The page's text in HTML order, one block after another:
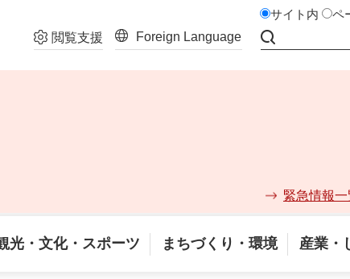
閲覧支援 Foreign Language
サイト内 ペ
緊急情報一
光・文化・スポーツ まちづくり・環境 産業・